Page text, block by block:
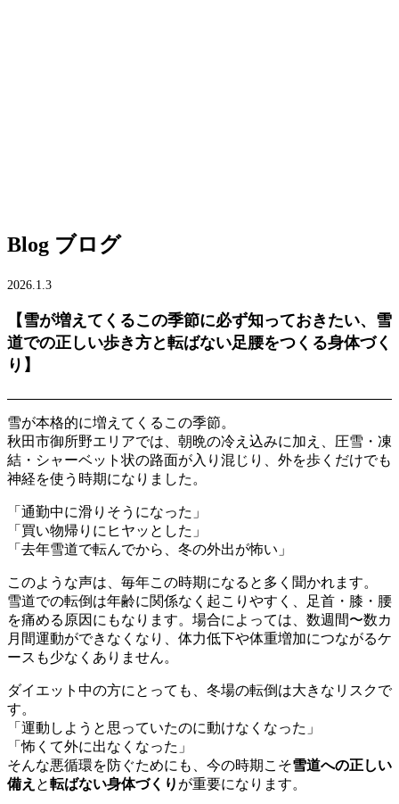
Blog ブログ
2026.1.3
【雪が増えてくるこの季節に必ず知っておきたい、雪
道での正しい歩き方と転ばない足腰をつくる身体づく
り】
雪が本格的に増えてくるこの季節。
秋田市御所野エリアでは、朝晩の冷え込みに加え、圧雪・凍
結・シャーベット状の路面が入り混じり、外を歩くだけでも
神経を使う時期になりました。
「通勤中に滑りそうになった」
「買い物帰りにヒヤッとした」
「去年雪道で転んでから、冬の外出が怖い」
このような声は、毎年この時期になると多く聞かれます。
雪道での転倒は年齢に関係なく起こりやすく、足首・膝・腰
を痛める原因にもなります。場合によっては、数週間〜数カ
月間運動ができなくなり、体力低下や体重増加につながるケ
ースも少なくありません。
ダイエット中の方にとっても、冬場の転倒は大きなリスクで
す。
「運動しようと思っていたのに動けなくなった」
「怖くて外に出なくなった」
そんな悪循環を防ぐためにも、今の時期こそ雪道への正しい
備え と転ばない身体づくり が重要になります。